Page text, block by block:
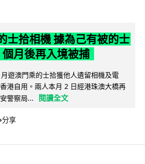
士拾相機 據為己有被的士
月後再入境被捕
遊澳門乘的士拾獲他人遺留相機及電
港自用。兩人本月 2 日經港珠澳大橋再
警察局...
閱讀全文
分享